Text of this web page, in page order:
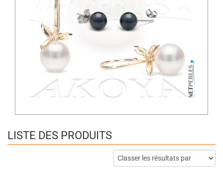
LISTE DES PRODUITS